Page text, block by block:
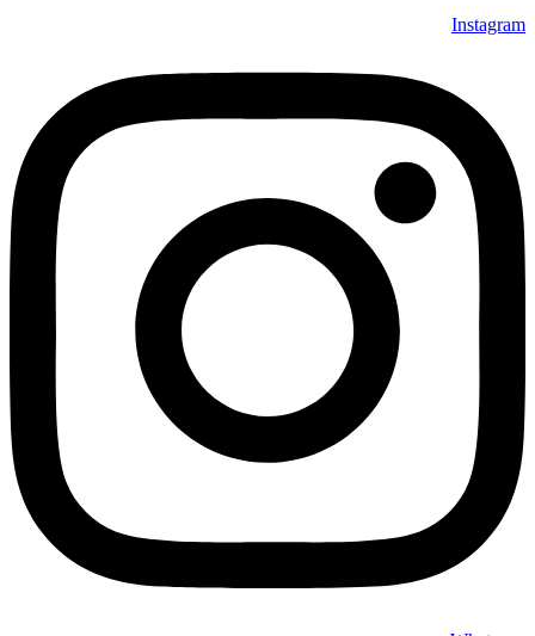
Instagram